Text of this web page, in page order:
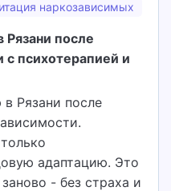
наркозависимых
после
с психотерапией и
Рязани после
адаптацию. Это
- без страха и